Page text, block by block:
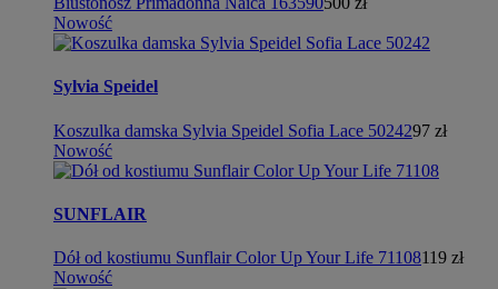
Nowość
Sylvia Speidel
Koszulka damska Sylvia Speidel Sofia Lace 5024297 zł
Nowość
SUNFLAIR
Dół od kostiumu Sunflair Color Up Your Life 71108119 zł
Nowość